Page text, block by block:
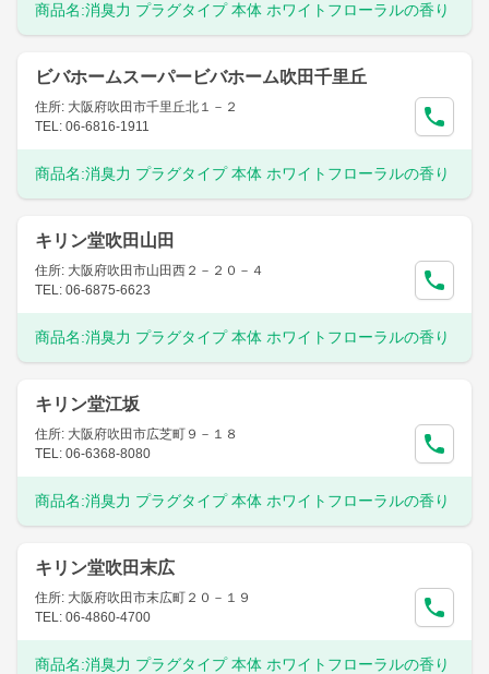
商品名:消臭力 プラグタイプ 本体 ホワイトフローラルの香り
ビバホームスーパービバホーム吹田千里丘
住所: 大阪府吹田市千里丘北１－２
TEL: 06-6816-1911
商品名:消臭力 プラグタイプ 本体 ホワイトフローラルの香り
キリン堂吹田山田
住所: 大阪府吹田市山田西２－２０－４
TEL: 06-6875-6623
商品名:消臭力 プラグタイプ 本体 ホワイトフローラルの香り
キリン堂江坂
住所: 大阪府吹田市広芝町９－１８
TEL: 06-6368-8080
商品名:消臭力 プラグタイプ 本体 ホワイトフローラルの香り
キリン堂吹田末広
住所: 大阪府吹田市末広町２０－１９
TEL: 06-4860-4700
商品名:消臭力 プラグタイプ 本体 ホワイトフローラルの香り